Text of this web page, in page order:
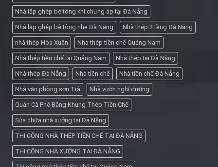
Nhà lắp ghép bê tông khí chưng áp tại Đà Nẵng
Nhà lắp ghép bê tông nhẹ Đà Nẵng Nhà thép 2 tầng Đà Nẵng
nhà thép Hòa Xuân Nhà thép tiền chế Quảng Nam
Nhà thép tiền chế tại Quảng Nam Nhà thép tại Đà Nẵng
Nhà thép Đà Nẵng Nhà tiền chế Nhà tiền chế Đà Nẵng
Nhà văn phòng sơn Trà Nhà vườn nghĩ dưỡng
Quán Cà Phê Bằng Khung Thép Tiền Chế
Sửa chữa nhà xưởng tại Đà Nẵng
THI CÔNG NHÀ THÉP TIỀN CHẾ TẠI ĐÀ NẴNG
THI CÔNG NHÀ XƯỞNG TẠI ĐÀ NẴNG